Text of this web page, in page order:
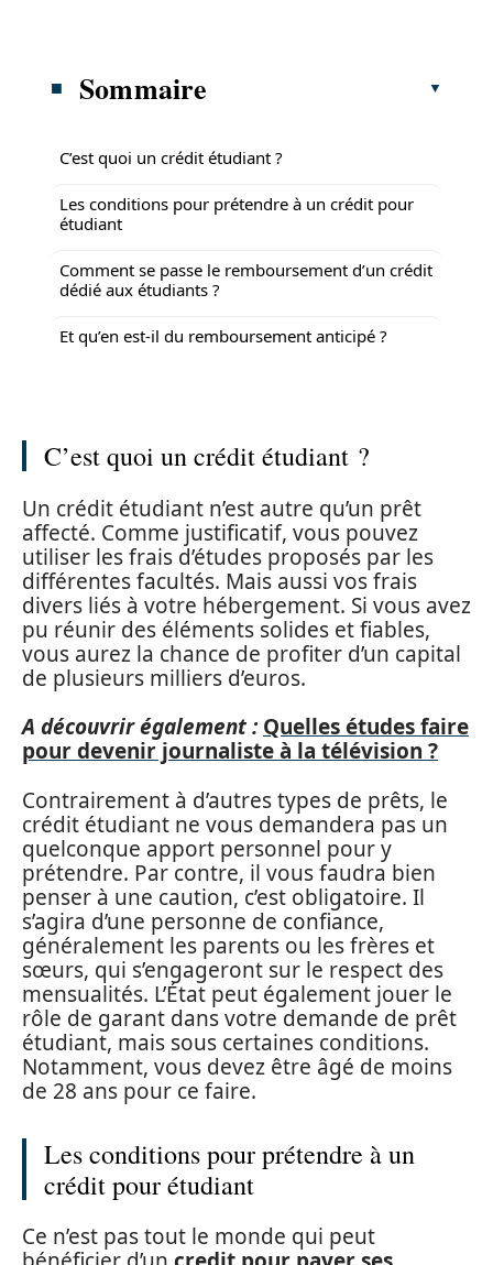
Sommaire
C’est quoi un crédit étudiant ?
Les conditions pour prétendre à un crédit pour
étudiant
Comment se passe le remboursement d’un crédit
dédié aux étudiants ?
Et qu’en est-il du remboursement anticipé ?
C’est quoi un crédit étudiant ?
Un crédit étudiant n’est autre qu’un prêt
affecté. Comme justificatif, vous pouvez
utiliser les frais d’études proposés par les
différentes facultés. Mais aussi vos frais
divers liés à votre hébergement. Si vous avez
pu réunir des éléments solides et fiables,
vous aurez la chance de profiter d’un capital
de plusieurs milliers d’euros.
A découvrir également : Quelles études faire
pour devenir journaliste à la télévision ?
Contrairement à d’autres types de prêts, le
crédit étudiant ne vous demandera pas un
quelconque apport personnel pour y
prétendre. Par contre, il vous faudra bien
penser à une caution, c’est obligatoire. Il
s’agira d’une personne de confiance,
généralement les parents ou les frères et
sœurs, qui s’engageront sur le respect des
mensualités. L’État peut également jouer le
rôle de garant dans votre demande de prêt
étudiant, mais sous certaines conditions.
Notamment, vous devez être âgé de moins
de 28 ans pour ce faire.
Les conditions pour prétendre à un
crédit pour étudiant
Ce n’est pas tout le monde qui peut